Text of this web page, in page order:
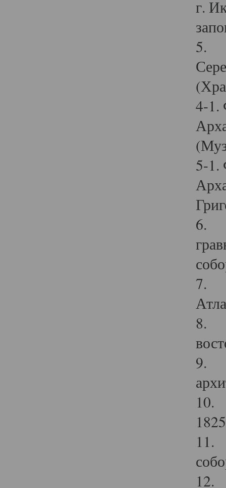
г.
5.
4-1.
5-1.
6.
7.
8.
9.
10.
11.
12.